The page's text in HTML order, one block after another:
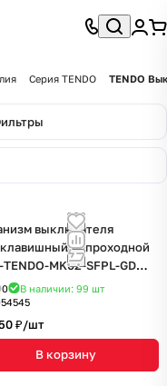
Серия TENDO TENDO
выключателя
непроходной
TENDO-MK02-SFPL-GD
10A) (Arlight, Матовый
0 В наличии: 99 шт
₽/шт
В корзину